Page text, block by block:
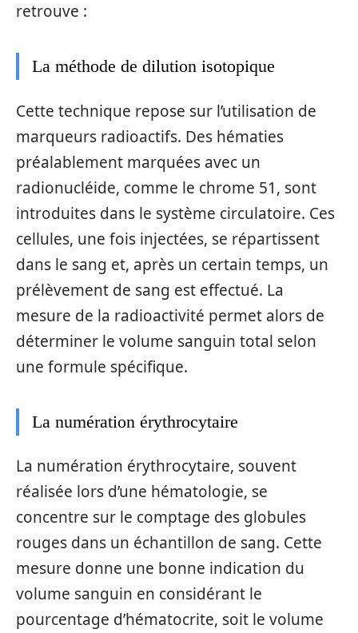
retrouve :
La méthode de dilution isotopique
Cette technique repose sur l’utilisation de
marqueurs radioactifs. Des hématies
préalablement marquées avec un
radionucléide, comme le chrome 51, sont
introduites dans le système circulatoire. Ces
cellules, une fois injectées, se répartissent
dans le sang et, après un certain temps, un
prélèvement de sang est effectué. La
mesure de la radioactivité permet alors de
déterminer le volume sanguin total selon
une formule spécifique.
La numération érythrocytaire
La numération érythrocytaire, souvent
réalisée lors d’une hématologie, se
concentre sur le comptage des globules
rouges dans un échantillon de sang. Cette
mesure donne une bonne indication du
volume sanguin en considérant le
pourcentage d’hématocrite, soit le volume